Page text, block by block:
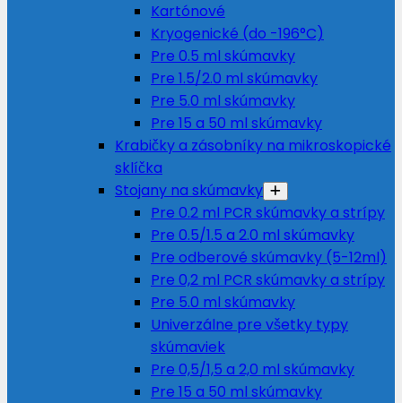
Kartónové
Kryogenické (do -196°C)
Pre 0.5 ml skúmavky
Pre 1.5/2.0 ml skúmavky
Pre 5.0 ml skúmavky
Pre 15 a 50 ml skúmavky
Krabičky a zásobníky na mikroskopické
sklíčka
Stojany na skúmavky
Pre 0.2 ml PCR skúmavky a strípy
Pre 0.5/1.5 a 2.0 ml skúmavky
Pre odberové skúmavky (5-12ml)
Pre 0,2 ml PCR skúmavky a strípy
Pre 5.0 ml skúmavky
Univerzálne pre všetky typy
skúmaviek
Pre 0,5/1,5 a 2,0 ml skúmavky
Pre 15 a 50 ml skúmavky